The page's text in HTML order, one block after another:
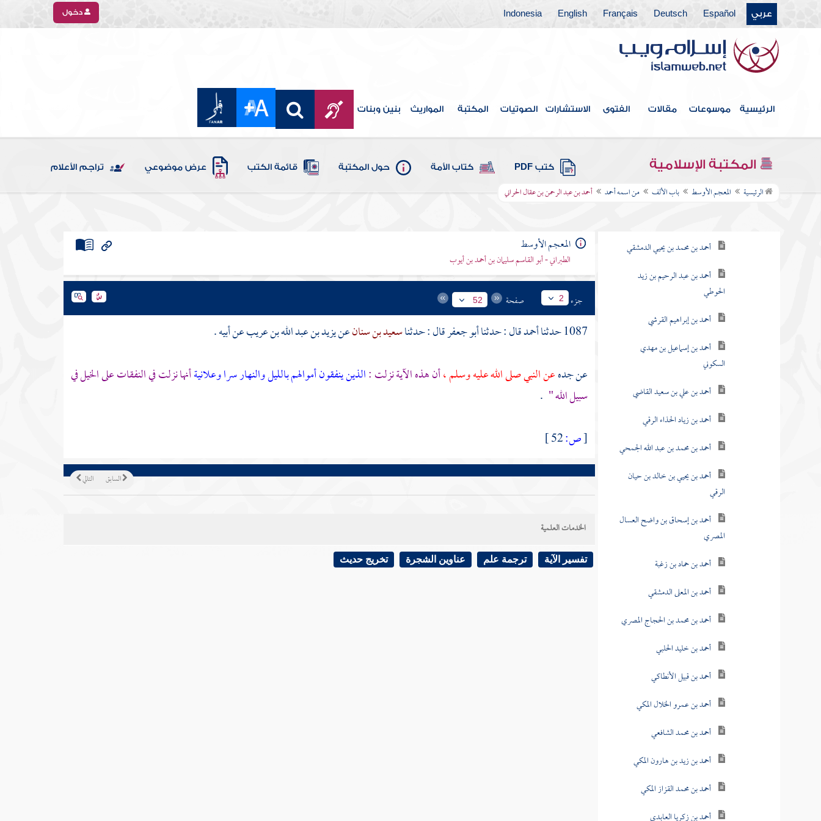
عربي Español
Deutsch
Français
English
Indonesia دخول
الرئيسية موسوعات مقالات الفتوى الاستشارات الصوتيات المكتبة المواريث بنين وبنات
المكتبة الإسلامية كتب PDF كتاب الأمة حول المكتبة قائمة الكتب عرض موضوعي تراجم الأعلام
الرئيسية المعجم الأوسط باب الألف من اسمه أحمد أحمد بن عبد الرحمن بن عقال الحراني
باب الألف
من اسمه أحمد
أحمد بن محمد بن يحيي الدمشقي
أحمد بن عبد الرحيم بن زيد
الحوطي
أحمد بن إبراهيم القرشي
أحمد بن إسماعيل بن مهدي
السكوني
أحمد بن علي بن سعيد القاضي
أحمد بن زياد الحذاء الرقي
أحمد بن محمد بن عبد الله الجمحي
أحمد بن يحيي بن خالد بن حيان
الرقي
أحمد بن إسحاق بن واضح العسال
المصري
أحمد بن حماد بن زغبة
أحمد بن المعلى الدمشقي
أحمد بن محمد بن الحجاج المصري
أحمد بن خليد الحلبي
أحمد بن قبيل الأنطاكي
أحمد بن عمرو الخلال المكي
أحمد بن محمد الشافعي
أحمد بن زيد بن هارون المكي
أحمد بن محمد القزاز المكي
أحمد بن زكريا العابدي
المعجم الأوسط
الطبراني - أبو القاسم سليمان بن أحمد بن أيوب
جزء 2 صفحة 52
1087 حدثنا أحمدقال : حدثناأبو جعفرقال : حدثناسعيد بن سنانعنيزيد بن عبد الله بن عريبعن أبيه .
عن جدهعن النبي صلى الله عليه وسلم ،أن هذه الآية نزلت :الذين ينفقون أموالهم بالليل والنهار سرا وعلانيةأنها نزلت في النفقات على الخيل في
سبيل الله " .
[ص:
التالي السابق
الخدمات العلمية
تفسير الآية ترجمة علم عناوين الشجرة تخريج حديث